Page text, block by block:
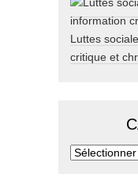
Luttes
critique et